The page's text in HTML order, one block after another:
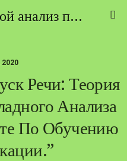
ABA (прикладной анализ поведения) - ТЕОРИЯ И ПРАКТИКА
2020
Речи: Теория
Анализа
По Обучению